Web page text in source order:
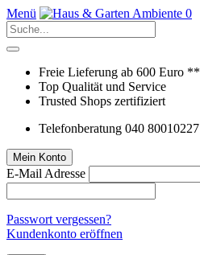
Menü 0
Freie Lieferung ab 600 Euro **
Top Qualität und Service
Trusted Shops zertifiziert
Telefonberatung 040 80010227
Mein Konto
E-Mail Adresse
Passwort vergessen?
Kundenkonto eröffnen